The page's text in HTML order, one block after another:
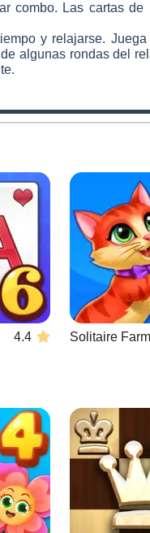
Las cartas
y relajarse.
algunas rondas del
4.4